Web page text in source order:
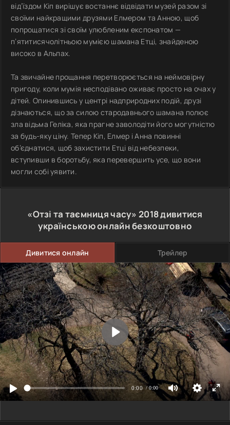
від’їздом Кіп вирішує востаннє відвідати музей разом зі
своїми найкращими друзями Елмером та Анною, щоб
попрощатися зі своїм улюбленим експонатом —
п’ятитисячолітньою мумією шамана Етці, знайденою
високо в Альпах.
Та звичайне прощання перетворюється на неймовірну
пригоду, коли мумія несподівано оживає просто на очах у
дітей. Опинившись у центрі надприродних подій, друзі
дізнаються, що за силою стародавнього шамана полює
зла відьма Геліка, яка прагне заволодіти його могутністю
за будь-яку ціну. Тепер Кіп, Елмер і Анна повинні
об’єднатися, щоб захистити Етці від небезпеки,
вступивши в боротьбу, яка перевершить усе, що вони
могли собі уявити.
«Отзі та таємниця часу»2018дивитися
українською онлайн безкоштовно
Дивитися онлайн Трейлер